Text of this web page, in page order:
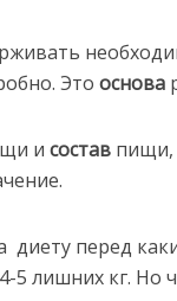
Это основа
и состав пищи,
диету перед
5 лишних кг. Но